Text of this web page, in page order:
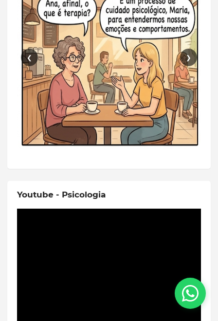
❮ ❯
Youtube - Psicologia